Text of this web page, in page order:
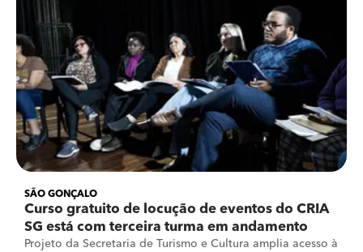
SÃO GONÇALO
Curso gratuito de locução de eventos do CRIA
SG está com terceira turma em andamento
Projeto da Secretaria de Turismo e Cultura amplia acesso à